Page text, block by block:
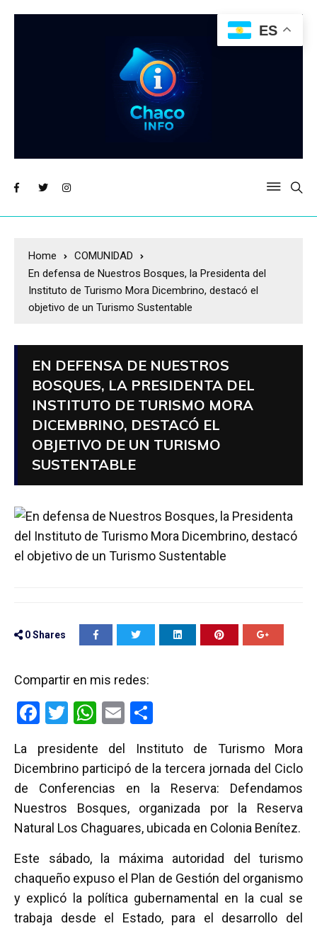
Home
COMUNIDAD
En defensa de Nuestros Bosques, la Presidenta del
Instituto de Turismo Mora Dicembrino, destacó el
objetivo de un Turismo Sustentable
EN DEFENSA DE NUESTROS
BOSQUES, LA PRESIDENTA DEL
INSTITUTO DE TURISMO MORA
DICEMBRINO, DESTACÓ EL
OBJETIVO DE UN TURISMO
SUSTENTABLE
0Shares
Compartir en mis redes:
F
ce
b
o
o
k
T
tt
er
W
at
s
A
p
p
E
ail m
p
ar
tir
La presidente del Instituto de Turismo Mora
Dicembrino participó de la tercera jornada del Ciclo
de Conferencias en la Reserva: Defendamos
Nuestros Bosques, organizada por la Reserva
Natural Los Chaguares, ubicada en Colonia Benítez.
Este sábado, la máxima autoridad del turismo
chaqueño expuso el Plan de Gestión del organismo
y explicó la política gubernamental en la cual se
trabaja desde el Estado, para el desarrollo del
ES